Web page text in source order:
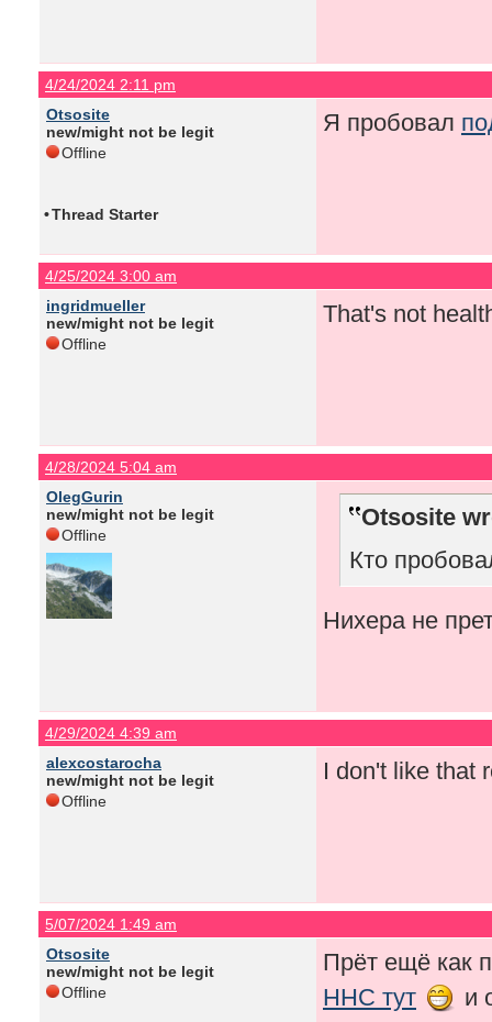
4/24/2024 2:11 pm
Otsosite
new/might not be legit
Offline
Я пробовал
•Thread Starter
4/25/2024 3:00 am
ingridmueller
new/might not be legit
Offline
That's not
4/28/2024 5:04 am
OlegGurin
new/might not be legit
Offline
Otsosite
Кто
Нихера не
4/29/2024 4:39 am
alexcostarocha
new/might not be legit
Offline
I don't like that
5/07/2024 1:49 am
Otsosite
new/might not be legit
Offline
Прёт ещё как
HHC тут
и